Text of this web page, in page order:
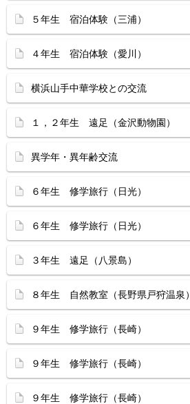
５年生 宿泊体験（三浦）
４年生 宿泊体験（愛川）
横浜山手中華学校との交流
１，２年生 遠足（金沢動物園）
異学年・異年齢交流
６年生 修学旅行（日光）
６年生 修学旅行（日光）
３年生 遠足（八景島）
８年生 自然教室（長野県戸狩温泉）
９年生 修学旅行（長崎）
９年生 修学旅行（長崎）
９年生 修学旅行（長崎）